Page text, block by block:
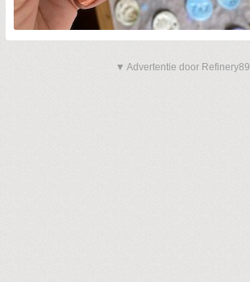
▼ Advertentie door Refinery89